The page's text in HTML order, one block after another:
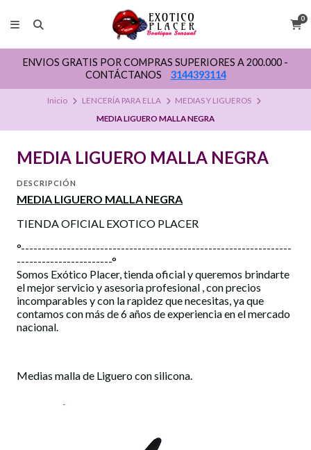
0
ENVIOS GRATIS POR COMPRAS SUPERIORES A 200.000 -
CONTÁCTANOS
3144393114
Inicio LENCERÍA PARA ELLA
MEDIAS Y LIGUEROS
MEDIA LIGUERO MALLA NEGRA
MEDIA LIGUERO MALLA NEGRA
DESCRIPCIÓN
MEDIA LIGUERO MALLA NEGRA
TIENDA OFICIAL EXOTICO PLACER
°-----------------------------------------------------------------
-----------------------°
Somos Exótico Placer, tienda oficial y queremos brindarte
el mejor servicio y asesoria profesional , con precios
incomparables y con la rapidez que necesitas, ya que
contamos con más de 6 años de experiencia en el mercado
nacional.
Medias malla de Liguero con silicona.